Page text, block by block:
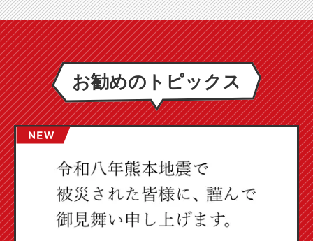
お勧めのトピックス